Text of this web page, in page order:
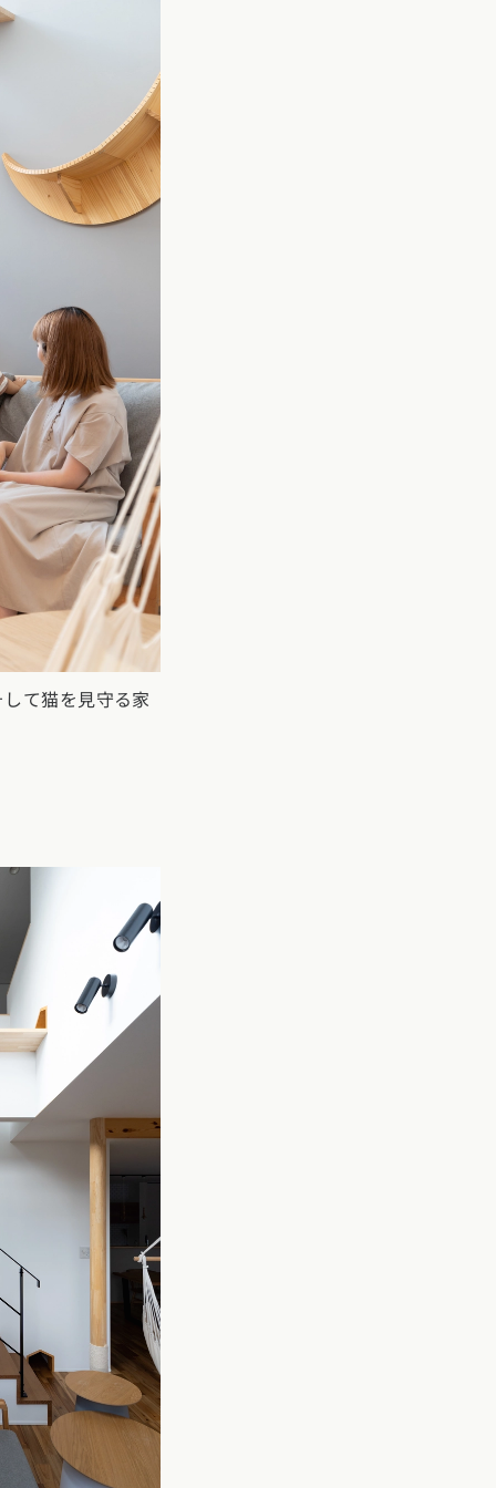
て猫を見守る家
沖縄県 (2)